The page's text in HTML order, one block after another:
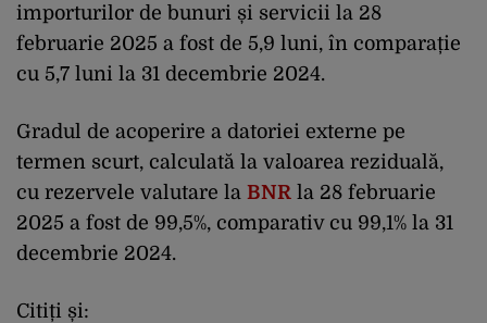
importurilor de bunuri și servicii la 28
februarie 2025 a fost de 5,9 luni, în comparație
cu 5,7 luni la 31 decembrie 2024.
Gradul de acoperire a datoriei externe pe
termen scurt, calculată la valoarea reziduală,
cu rezervele valutare la BNR la 28 februarie
2025 a fost de 99,5%, comparativ cu 99,1% la 31
decembrie 2024.
Citiți și: